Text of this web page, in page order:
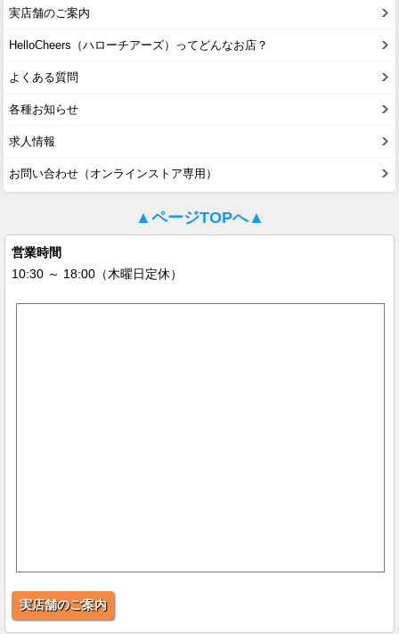
実店舗のご案内
HelloCheers（ハローチアーズ）ってどんなお店？
よくある質問
各種お知らせ
求人情報
お問い合わせ（オンラインストア専用）
▲ページTOPへ▲
営業時間
10:30 ～ 18:00（木曜日定休）
実店舗のご案内